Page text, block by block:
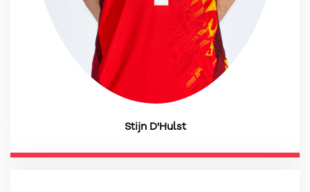
Stijn D'Hulst